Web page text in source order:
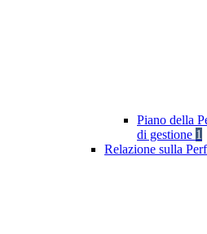
Piano della
di gestione 1
Relazione sulla